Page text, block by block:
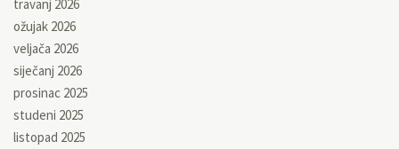
travanj 2026
ožujak 2026
veljača 2026
siječanj 2026
prosinac 2025
studeni 2025
listopad 2025